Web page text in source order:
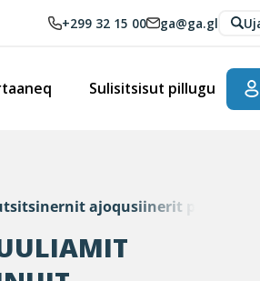
+299 32 15 00 ga@ga.gl
Sulisitsisut pillugu
ajoqusiinerit pillugit